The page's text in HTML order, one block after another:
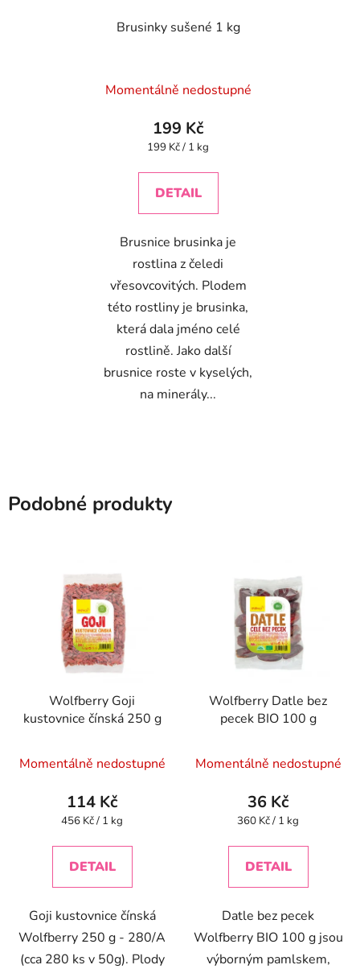
Brusinky sušené 1 kg
hodnocení
produktu
je
z
Momentálně nedostupné
199 Kč
Měrná
199 Kč / 1 kg
DETAIL
Brusnice brusinka je
rostlina z čeledi
vřesovcovitých. Plodem
této rostliny je brusinka,
která dala jméno celé
rostlině. Jako další
brusnice roste v kyselých,
na minerály...
Podobné produkty
Wolfberry Goji
kustovnice čínská 250 g
Momentálně nedostupné
114 Kč
Měrná
456 Kč / 1 kg
DETAIL
Goji kustovnice čínská
Wolfberry 250 g - 280/A
(cca 280 ks v 50g). Plody
Wolfberry Datle bez
pecek BIO 100 g
Momentálně nedostupné
36 Kč
Měrná
360 Kč / 1 kg
DETAIL
Datle bez pecek
Wolfberry BIO 100 g jsou
výborným pamlskem,